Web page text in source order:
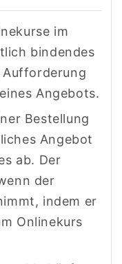
im
bindendes
Angebots.
Bestellung
Angebot
ab. Der
der
indem er
Onlinekurs